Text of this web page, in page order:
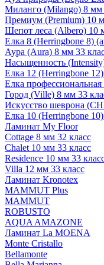
Миланго (Milango) 8 мм
Премиум (Premium) 10
Шепот леса (Albero) 10
Елка 8 (Herringbone 8)
Аура (Aura) 8 мм 33
Насыщенность
Елка 12 (Herringbone
Елка
Город (Ville) 8 мм 33
Искусство шеврона
Елка 10 (Herringbone
Ламинат My Floor
Cottage 8 мм 32 класс
Chalet 10 мм 33 класс
Residence 10 мм 33
Villa 12 мм 33 класс
Ламинат Kronotex
MAMMUT Plus
MAMMUT
ROBUSTO
AQUA AMAZONE
Ламинат La MOENA
Monte Cristallo
Bellamonte